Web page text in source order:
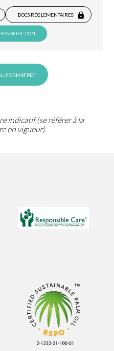
DOCS RÉGLEMENTAIRES
SELECTION
FORMAT PDF
indicatif (se référer à la
en vigueur).